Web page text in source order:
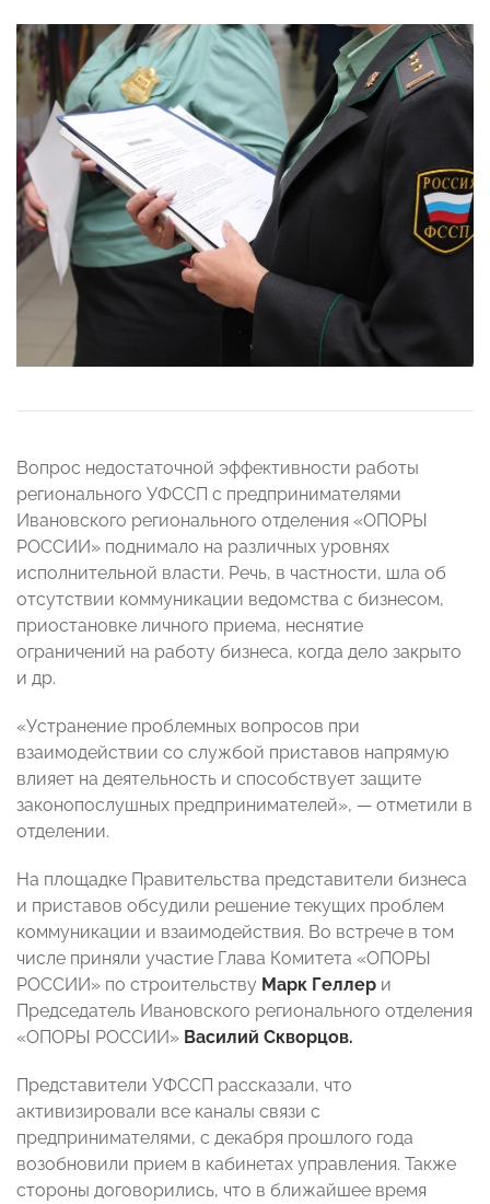
Вопрос недостаточной эффективности работы
регионального УФССП с предпринимателями
Ивановского регионального отделения «ОПОРЫ
РОССИИ» поднимало на различных уровнях
исполнительной власти. Речь, в частности, шла об
отсутствии коммуникации ведомства с бизнесом,
приостановке личного приема, неснятие
ограничений на работу бизнеса, когда дело закрыто
и др.
«Устранение проблемных вопросов при
взаимодействии со службой приставов напрямую
влияет на деятельность и способствует защите
законопослушных предпринимателей», — отметили в
отделении.
На площадке Правительства представители бизнеса
и приставов обсудили решение текущих проблем
коммуникации и взаимодействия. Во встрече в том
числе приняли участие Глава Комитета «ОПОРЫ
РОССИИ» по строительству Марк Геллер и
Председатель Ивановского регионального отделения
«ОПОРЫ РОССИИ» Василий Скворцов.
Представители УФССП рассказали, что
активизировали все каналы связи с
предпринимателями, с декабря прошлого года
возобновили прием в кабинетах управления. Также
стороны договорились, что в ближайшее время